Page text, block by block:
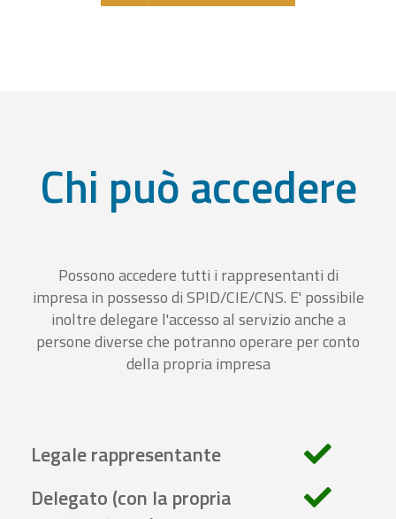
Chi può accedere
Possono accedere tutti i rappresentanti di
impresa in possesso di SPID/CIE/CNS. E' possibile
inoltre delegare l'accesso al servizio anche a
persone diverse che potranno operare per conto
della propria impresa
Legale rappresentante
Delegato (con la propria